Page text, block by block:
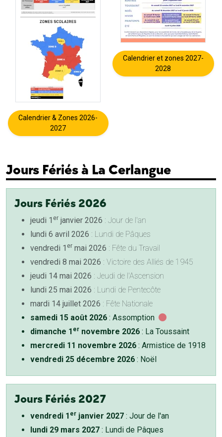
Calendrier & Zones 2026-
2027
Calendrier et zones 2027-
2028
Jours Fériés à La Cerlangue
Jours Fériés 2026
jeudi 1 er janvier 2026 : Jour de l'an
lundi 6 avril 2026 : Lundi de Pâques
vendredi 1 er mai 2026 : Fête du Travail
vendredi 8 mai 2026 : Victoire des Alliés de 1945
jeudi 14 mai 2026 : Jeudi de l'Ascension
lundi 25 mai 2026 : Lundi de Pentecôte
mardi 14 juillet 2026 : Fête Nationale
samedi 15 août 2026 : Assomption
dimanche 1 er novembre 2026 : La Toussaint
mercredi 11 novembre 2026 : Armistice de 1918
vendredi 25 décembre 2026 : Noël
Jours Fériés 2027
vendredi 1 er janvier 2027 : Jour de l'an
lundi 29 mars 2027 : Lundi de Pâques